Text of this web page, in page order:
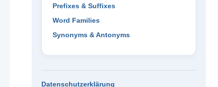
Prefixes & Suffixes
Word Families
Synonyms & Antonyms
Datenschutzerklärung